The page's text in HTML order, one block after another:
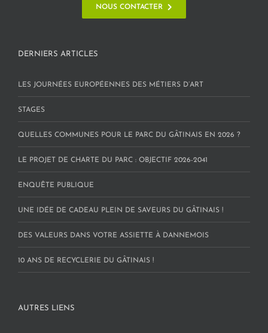
NOUS CONTACTER
DERNIERS ARTICLES
LES JOURNÉES EUROPÉENNES DES MÉTIERS D’ART
STAGES
QUELLES COMMUNES POUR LE PARC DU GÂTINAIS EN 2026 ?
LE PROJET DE CHARTE DU PARC : OBJECTIF 2026-2041
ENQUÊTE PUBLIQUE
UNE IDÉE DE CADEAU PLEIN DE SAVEURS DU GÂTINAIS !
DES VALEURS DANS VOTRE ASSIETTE À DANNEMOIS
10 ANS DE RECYCLERIE DU GÂTINAIS !
AUTRES LIENS